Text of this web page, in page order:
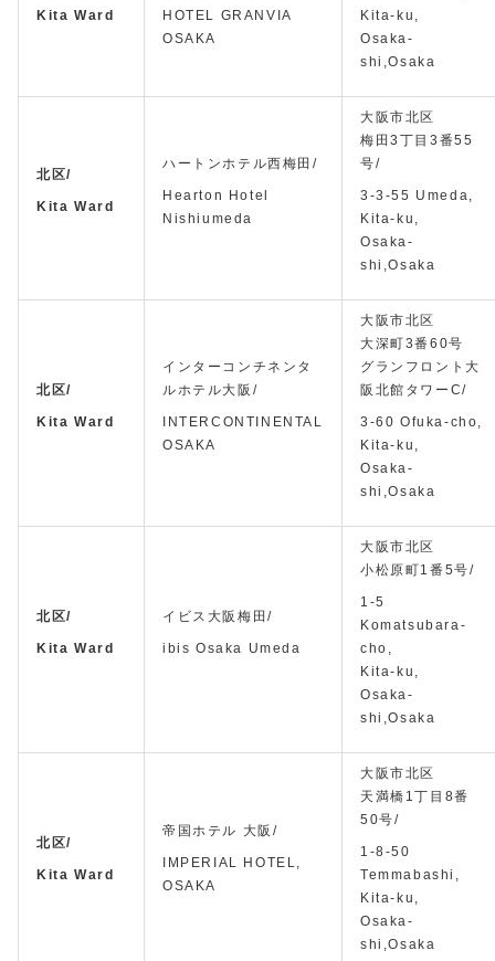
Kita Ward
HOTEL GRANVIA
OSAKA
Kita-ku,
Osaka-
shi,Osaka
北区/
Kita Ward
ハートンホテル西梅田/
Hearton Hotel
Nishiumeda
大阪市北区
梅田3丁目3番55
号/
3-3-55 Umeda,
Kita-ku,
Osaka-
shi,Osaka
北区/
Kita Ward
インターコンチネンタ
ルホテル大阪/
INTERCONTINENTAL
OSAKA
大阪市北区
大深町3番60号
グランフロント大
阪北館タワーC/
3-60 Ofuka-cho,
Kita-ku,
Osaka-
shi,Osaka
北区/
Kita Ward
イビス大阪梅田/
ibis Osaka Umeda
大阪市北区
小松原町1番5号/
1-5
Komatsubara-
cho,
Kita-ku,
Osaka-
shi,Osaka
北区/
Kita Ward
帝国ホテル 大阪/
IMPERIAL HOTEL,
OSAKA
大阪市北区
天満橋1丁目8番
50号/
1-8-50
Temmabashi,
Kita-ku,
Osaka-
shi,Osaka